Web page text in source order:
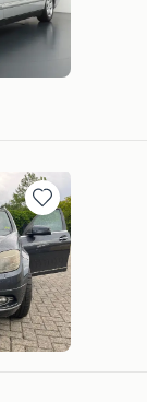
Mijn
Favorieten
Bewaren
in
Mijn
Favorieten